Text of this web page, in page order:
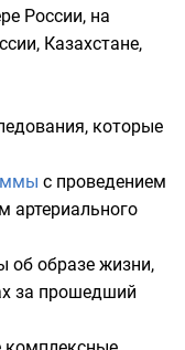
России, на
, Казахстане,
которые
с проведением
артериального
об образе жизни,
за прошедший